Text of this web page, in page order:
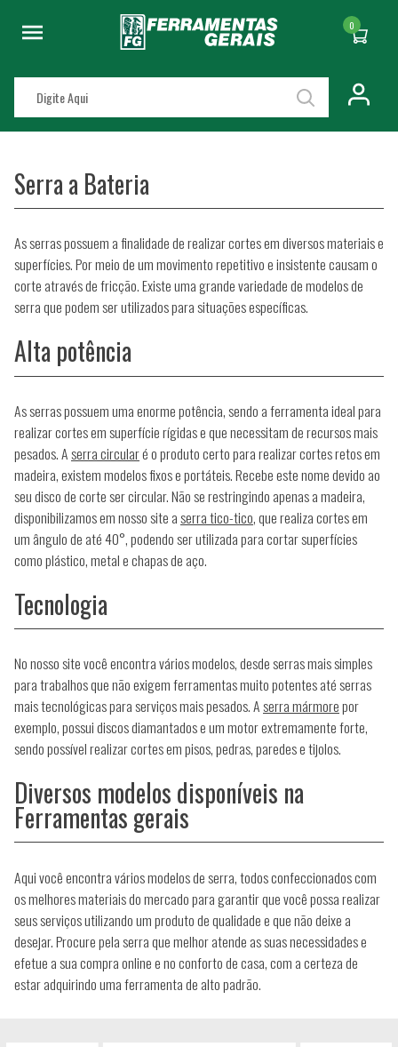
0
Serra a Bateria
As serras possuem a finalidade de realizar cortes em diversos materiais e
superfícies. Por meio de um movimento repetitivo e insistente causam o
corte através de fricção. Existe uma grande variedade de modelos de
serra que podem ser utilizados para situações específicas.
Alta potência
As serras possuem uma enorme potência, sendo a ferramenta ideal para
realizar cortes em superfície rígidas e que necessitam de recursos mais
pesados. Aserra circularé o produto certo para realizar cortes retos em
madeira, existem modelos fixos e portáteis. Recebe este nome devido ao
seu disco de corte ser circular. Não se restringindo apenas a madeira,
disponibilizamos em nosso site aserra tico-tico, que realiza cortes em
um ângulo de até 40°, podendo ser utilizada para cortar superfícies
como plástico, metal e chapas de aço.
Tecnologia
No nosso site você encontra vários modelos, desde serras mais simples
para trabalhos que não exigem ferramentas muito potentes até serras
mais tecnológicas para serviços mais pesados. Aserra mármorepor
exemplo, possui discos diamantados e um motor extremamente forte,
sendo possível realizar cortes em pisos, pedras, paredes e tijolos.
Diversos modelos disponíveis na
Ferramentas gerais
Aqui você encontra vários modelos de serra, todos confeccionados com
os melhores materiais do mercado para garantir que você possa realizar
seus serviços utilizando um produto de qualidade e que não deixe a
desejar. Procure pela serra que melhor atende as suas necessidades e
efetue a sua compra online e no conforto de casa, com a certeza de
estar adquirindo uma ferramenta de alto padrão.